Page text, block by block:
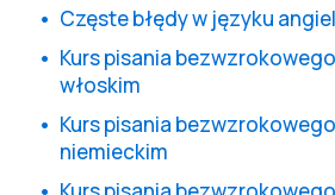
Częste błędy w języku
Kurs pisania
włoskim
Kurs pisania
niemieckim